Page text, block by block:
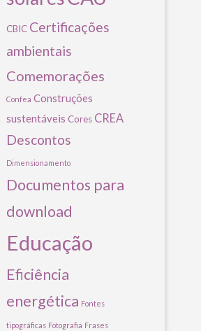
CBIC Certificações
ambientais
Comemorações
Confea Construções
sustentáveis Cores CREA
Descontos
Dimensionamento
Documentos para
download
Educação
Eficiência
energética Fontes
tipográficas Fotografia Frases